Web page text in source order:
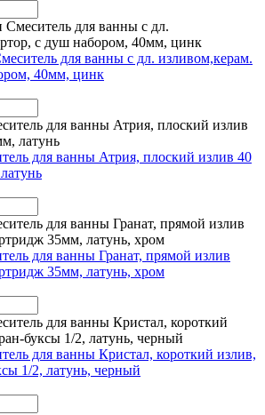
для ванны с дл. изливом,керам.
40мм, цинк
для ванны Атрия, плоский излив 40
для ванны Гранат, прямой излив
35мм, латунь, хром
для ванны Кристал, короткий излив,
1/2, латунь, черный